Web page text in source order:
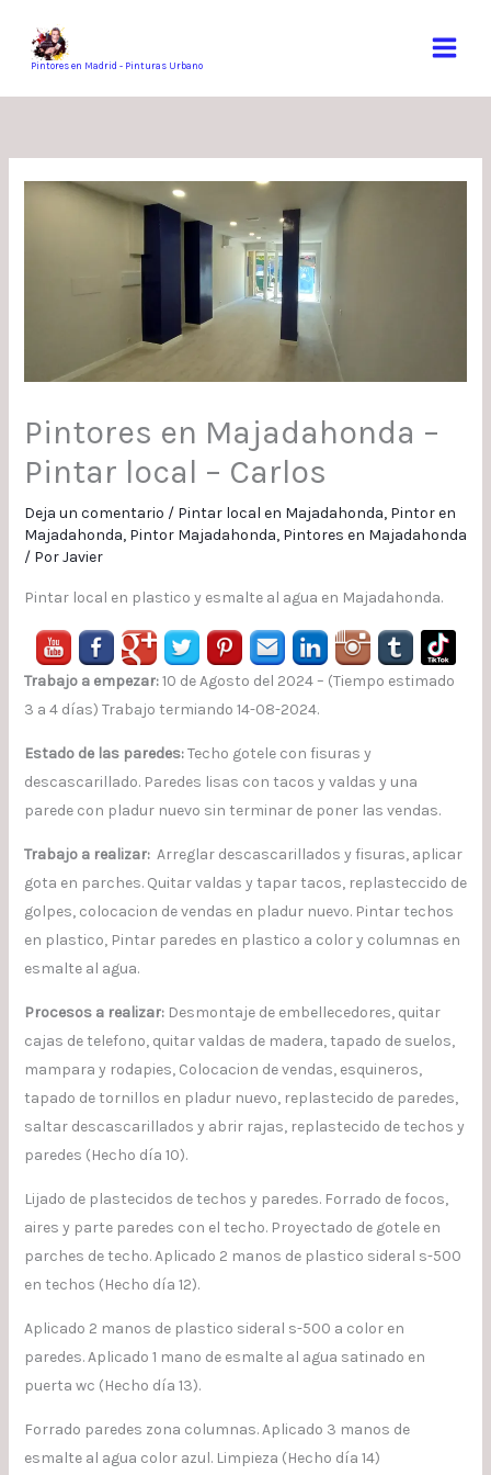
contenidoPintores en Madrid - Pinturas Urbano
Pintores en Majadahonda –
Pintar local – Carlos
Deja un comentario / Pintar local en Majadahonda, Pintor en
Majadahonda, Pintor Majadahonda, Pintores en Majadahonda
/ PorJavier
Pintar local en plastico y esmalte al agua en Majadahonda.
Trabajo a empezar:10 de Agosto del 2024 – (Tiempo estimado
3 a 4 días) Trabajo termiando 14-08-2024.
Estado de las paredes:Techo gotele con fisuras y
descascarillado. Paredes lisas con tacos y valdas y una
parede con pladur nuevo sin terminar de poner las vendas.
Trabajo a realizar: Arreglar descascarillados y fisuras, aplicar
gota en parches. Quitar valdas y tapar tacos, replasteccido de
golpes, colocacion de vendas en pladur nuevo. Pintar techos
en plastico, Pintar paredes en plastico a color y columnas en
esmalte al agua.
Procesos a realizar: Desmontaje de embellecedores, quitar
cajas de telefono, quitar valdas de madera, tapado de suelos,
mampara y rodapies, Colocacion de vendas, esquineros,
tapado de tornillos en pladur nuevo, replastecido de paredes,
saltar descascarillados y abrir rajas, replastecido de techos y
paredes (Hecho día 10).
Lijado de plastecidos de techos y paredes. Forrado de focos,
aires y parte paredes con el techo. Proyectado de gotele en
parches de techo. Aplicado 2 manos de plastico sideral s-500
en techos (Hecho día 12).
Aplicado 2 manos de plastico sideral s-500 a color en
paredes. Aplicado 1 mano de esmalte al agua satinado en
puerta wc (Hecho día 13).
Forrado paredes zona columnas. Aplicado 3 manos de
esmalte al agua color azul. Limpieza (Hecho día 14)